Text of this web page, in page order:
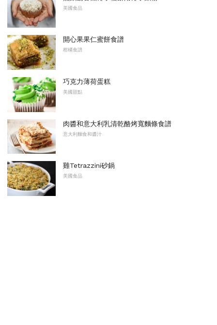
美國食品
開心果果仁蜜餅食譜
柑橘食譜
巧克力薄荷蛋糕
美國甜點
肉醬和意大利乳清乾酪烤寬麵條食譜
意大利麵食和醬汁
雞Tetrazzini砂鍋
美國食品